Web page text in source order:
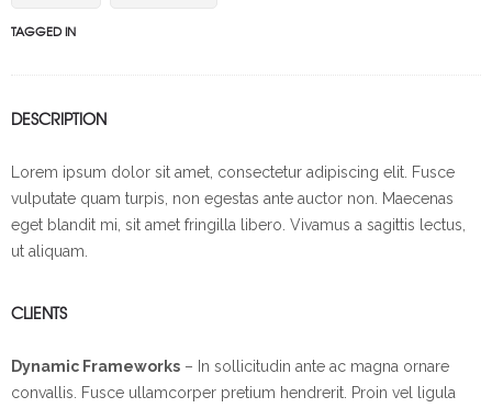
TAGGED IN
DESCRIPTION
Lorem ipsum dolor sit amet, consectetur adipiscing elit. Fusce
vulputate quam turpis, non egestas ante auctor non. Maecenas
eget blandit mi, sit amet fringilla libero. Vivamus a sagittis lectus,
ut aliquam.
CLIENTS
Dynamic Frameworks – In sollicitudin ante ac magna ornare
convallis. Fusce ullamcorper pretium hendrerit. Proin vel ligula